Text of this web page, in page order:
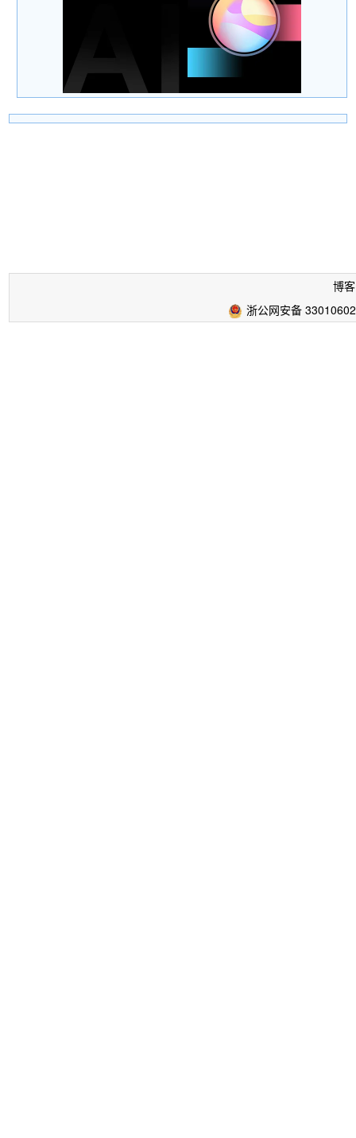
博
浙公网安备